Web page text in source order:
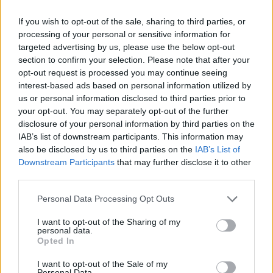
If you wish to opt-out of the sale, sharing to third parties, or
processing of your personal or sensitive information for
targeted advertising by us, please use the below opt-out
section to confirm your selection. Please note that after your
opt-out request is processed you may continue seeing
interest-based ads based on personal information utilized by
us or personal information disclosed to third parties prior to
your opt-out. You may separately opt-out of the further
disclosure of your personal information by third parties on the
IAB’s list of downstream participants. This information may
also be disclosed by us to third parties on the IAB’s List of
Downstream Participants that may further disclose it to other
Please note that this website/app uses one or more Google
not limited to your visit or usage behaviour. You may click to
grant or deny consent to Google and its third-party tags to
use your data for below specified purposes in below Google
consent section.
Personal Data Processing Opt Outs
I want to opt-out of the Sharing of my
personal data.
Opted In
I want to opt-out of the Sale of my
Apivita έχει λάβει κρατική επιχορήγηση ποσού
ύψους 2.392.626 ευρώ με βάσει τον νόμο
3299/2004 για την ανέγερση του εργοστασίου
της, την οποία έχει κρατήσει σύμφωνα με τον
νόμο στα αποθεματικά της. Το αποθεματικό αυτό
δεν υπόκειται σε φορολογία εισοδήματος με την
προϋπόθεση ότι θα μείνει αμετάβλητο και δεν θα
διανεμηθεί ή κεφαλαιοποιηθεί πριν περάσουν
δέκα χρόνια από το χρόνο του σχηματισμού του.
Το παραπάνω ποσό έχει μειωθεί κατά 131.140
ευρώ από τα δεδομένα του 2015 λόγω της
απόφασης του Υπουργείου Οικονομίας και
ολοκλήρωση και εκκαθάριση του.
Παρακολουθεί τις εξελίξεις στη